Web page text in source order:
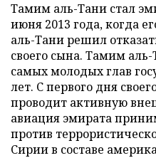
Тамим аль-Тани стал
июня 2013 года, когда
аль-Тани решил
своего сына. Тамим
самых молодых глав
лет. С первого дня
проводит активную
авиация эмирата
против
Сирии в составе